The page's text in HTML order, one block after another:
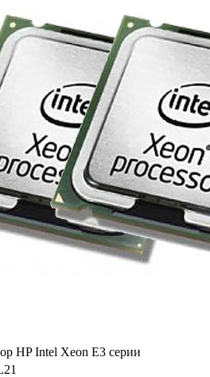
HP Intel Xeon E3 серии